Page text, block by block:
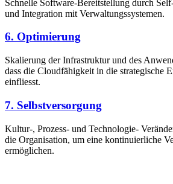
Schnelle Software-Bereitstellung durch
und Integration mit Verwaltungssystemen.
6. Optimierung
Skalierung der Infrastruktur und des
dass die Cloudfähigkeit in die strategische
einfliesst.
7. Selbstversorgung
Kultur-, Prozess- und Technologie-
die Organisation, um eine kontinuierliche
ermöglichen.